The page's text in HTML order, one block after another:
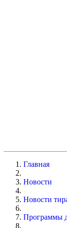
Главная
Новости
Новости
Программы